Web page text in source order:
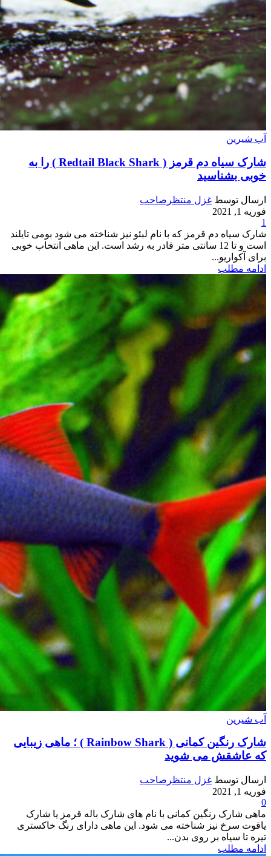
آب شیرین
شارک سیاه دم قرمز ( Redtail Black Shark ) را به
خوبی بشناسید
ارسال توسط غزل منتظرصاحب
فوریه 1, 2021
1
شارک سیاه دم قرمز که با نام لبئو نیز شناخته می شود بومی تایلند
است و تا 12 سانتی متر قادر به رشد است. این ماهی انتخاب خوبی
برای آکواریو...
ادامه مطلب
آب شیرین
شارک رنگین کمانی ( Rainbow Shark ) ؛ ماهی زیبایی
که عاشقش می شوید
ارسال توسط غزل منتظرصاحب
فوریه 1, 2021
0
ماهی شارک رنگین کمانی با نام های شارک باله قرمز یا شارک
یاقوت سرخ نیز شناخته می شود. این ماهی دارای رنگ خاکستری
تیره تا سیاه بر روی بدن...
ادامه مطلب